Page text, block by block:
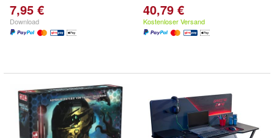
7,95 €
Download
40,79 €
Kostenloser Versand